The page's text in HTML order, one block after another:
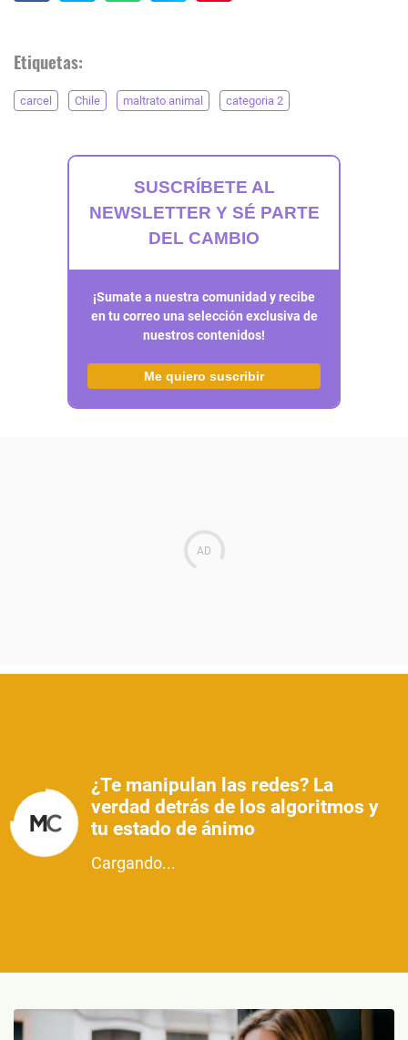
Etiquetas:
carcel Chile maltrato animal categoria 2
SUSCRÍBETE AL
NEWSLETTER Y SÉ PARTE
DEL CAMBIO
¡Sumate a nuestra comunidad y recibe
en tu correo una selección exclusiva de
nuestros contenidos!
Me quiero suscribir
¿Te manipulan las redes? La
verdad detrás de los algoritmos y
tu estado de ánimo
Cargando...